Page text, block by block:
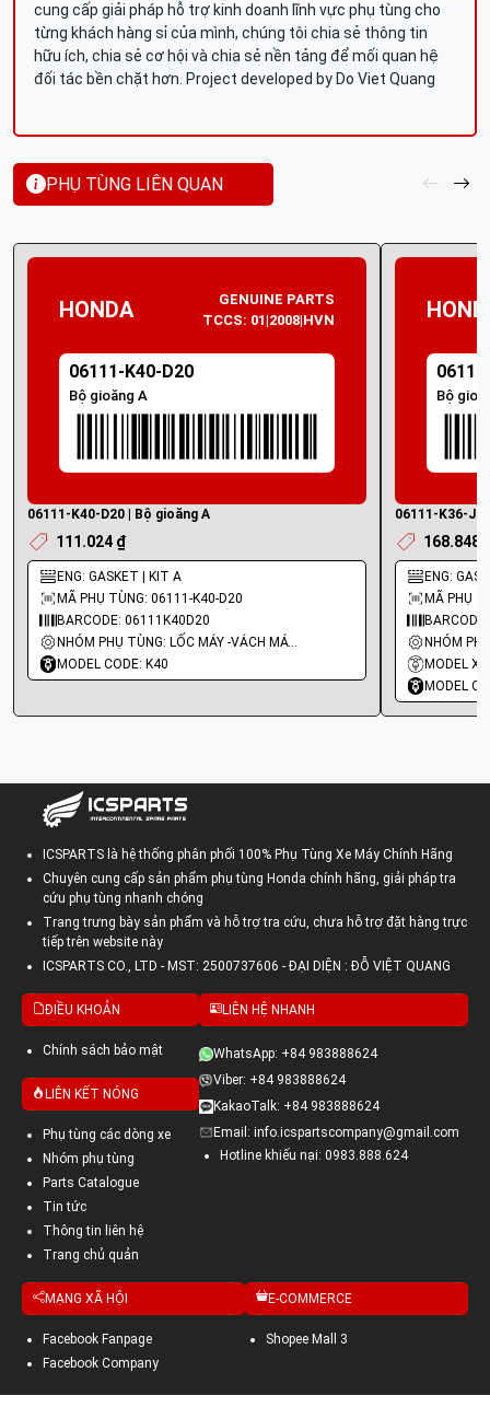
cung cấp giải pháp hỗ trợ kinh doanh lĩnh vực phụ tùng cho
từng khách hàng sỉ của mình, chúng tôi chia sẻ thông tin
hữu ích, chia sẻ cơ hội và chia sẻ nền tảng để mối quan hệ
đối tác bền chặt hơn. Project developed by Do Viet Quang
PHỤ TÙNG LIÊN QUAN
HONDA
GENUINE PARTS
TCCS: 01|2008|HVN
06111-K40-D20
Bộ gioăng A
06111-K40-D20 | Bộ gioăng A
111.024 ₫
ENG: GASKET | KIT A
MÃ PHỤ TÙNG: 06111-K40-D20
BARCODE: 06111K40D20
NHÓM PHỤ TÙNG: LỐC MÁY -VÁCH MÁY - GIOĂNG MÁY
MODEL CODE: K40
Bộ
06111-K36-
168.848
ENG:
MÃ PHỤ
MODEL
MODEL
ICSPARTS là hệ thống phân phối 100% Phụ Tùng Xe Máy Chính Hãng
Chuyên cung cấp sản phẩm phụ tùng Honda chính hãng, giải pháp tra
cứu phụ tùng nhanh chóng
Trang trưng bày sản phẩm và hỗ trợ tra cứu, chưa hỗ trợ đặt hàng trực
tiếp trên website này
ICSPARTS CO., LTD - MST: 2500737606 - ĐẠI DIỆN : ĐỖ VIỆT QUANG
ĐIỀU KHOẢN
Chính sách bảo mật
LIÊN KẾT NÓNG
Phụ tùng các dòng xe
Nhóm phụ tùng
Parts Catalogue
Tin tức
Thông tin liên hệ
Trang chủ quản
LIÊN HỆ NHANH
WhatsApp: +84 983888624
Viber: +84 983888624
KakaoTalk: +84 983888624
Email: info.icspartscompany@gmail.com
Hotline khiếu nại: 0983.888.624
MẠNG XÃ HỘI
Facebook Fanpage
Facebook Company
E-COMMERCE
Shopee Mall 3